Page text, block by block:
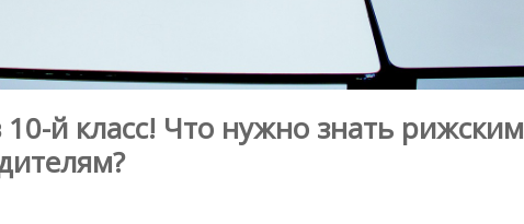
10-й класс! Что нужно знать рижским